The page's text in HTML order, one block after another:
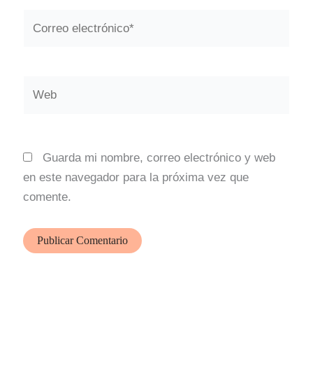
Guarda mi nombre, correo electrónico y web
en este navegador para la próxima vez que
comente.